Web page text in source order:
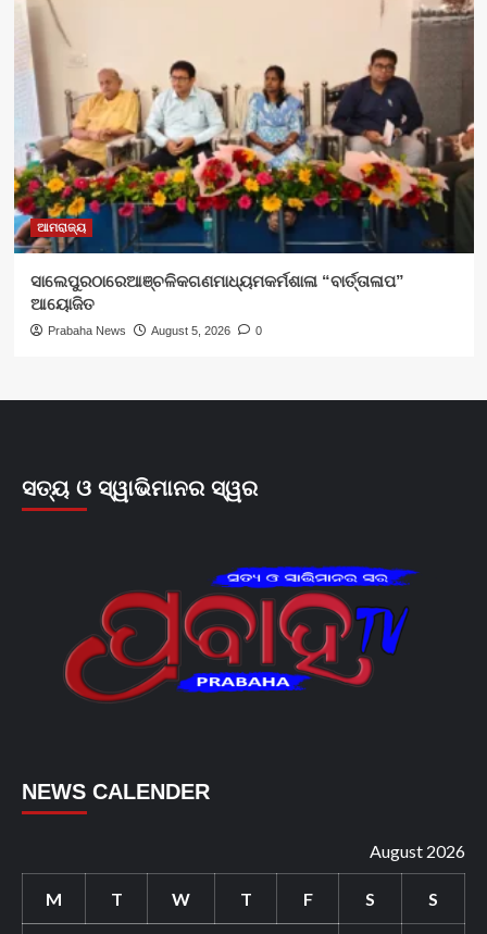
ଆମରାଜ୍ୟ
ସାଲେପୁରଠାରେଆଞ୍ଚଳିକଗଣମାଧ୍ୟମକର୍ମଶାଳା “ବାର୍ତ୍ତାଳାପ”
ଆୟୋଜିତ
Prabaha News August 5, 2026 0
ସତ୍ୟ ଓ ସ୍ୱାଭିମାନର ସ୍ୱର
NEWS CALENDER
August 2026
M T W T F S S